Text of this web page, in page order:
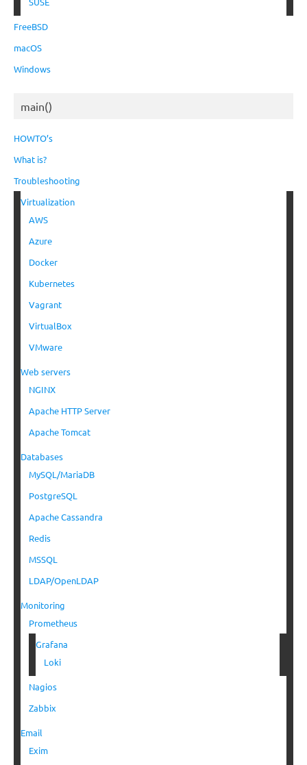
FreeBSD
macOS
Windows
main()
HOWTO’s
What is?
Troubleshooting
Virtualization
AWS
Azure
Docker
Kubernetes
Vagrant
VirtualBox
VMware
Web servers
NGINX
Apache HTTP Server
Apache Tomcat
Databases
MySQL/MariaDB
PostgreSQL
Apache Cassandra
Redis
MSSQL
LDAP/OpenLDAP
Monitoring
Prometheus
Grafana
Loki
Nagios
Zabbix
Email
Exim